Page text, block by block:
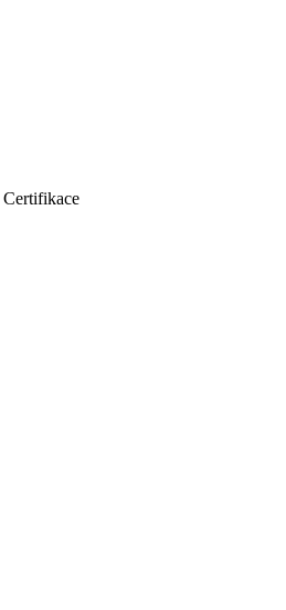
Certifikace